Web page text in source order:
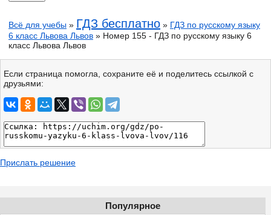
Всё для учебы » ГДЗ бесплатно » ГДЗ по русскому языку
6 класс Львова Львов » Номер 155 - ГДЗ по русскому языку 6
класс Львова Львов
Если страница помогла, сохраните её и поделитесь ссылкой с
друзьями:
Прислать решение
Популярное